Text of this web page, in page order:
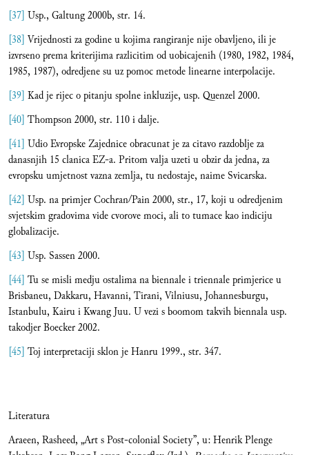
[37] Usp., Galtung 2000b, str. 14.
[38] Vrijednosti za godine u kojima rangiranje nije obavljeno, ili je
izvrseno prema kriterijima razlicitim od uobicajenih (1980, 1982, 1984,
1985, 1987), odredjene su uz pomoc metode linearne interpolacije.
[39] Kad je rijec o pitanju spolne inkluzije, usp. Quenzel 2000.
[40] Thompson 2000, str. 110 i dalje.
[41] Udio Evropske Zajednice obracunat je za citavo razdoblje za
danasnjih 15 clanica EZ-a. Pritom valja uzeti u obzir da jedna, za
evropsku umjetnost vazna zemlja, tu nedostaje, naime Svicarska.
[42] Usp. na primjer Cochran/Pain 2000, str., 17, koji u odredjenim
svjetskim gradovima vide cvorove moci, ali to tumace kao indiciju
globalizacije.
[43] Usp. Sassen 2000.
[44] Tu se misli medju ostalima na biennale i triennale primjerice u
Brisbaneu, Dakkaru, Havanni, Tirani, Vilniusu, Johannesburgu,
Istanbulu, Kairu i Kwang Juu. U vezi s boomom takvih biennala usp.
takodjer Boecker 2002.
[45] Toj interpretaciji sklon je Hanru 1999., str. 347.
Literatura
Araeen, Rasheed, „Art s Post-colonial Society”, u: Henrik Plenge